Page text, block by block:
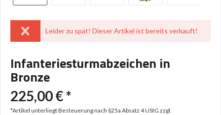
Leider zu spät! Dieser Artikel ist bereits verkauft!
Infanteriesturmabzeichen in
Bronze
225,00 € *
*Artikel unterliegt Besteuerung nach §25a Absatz 4 UStG zzgl.